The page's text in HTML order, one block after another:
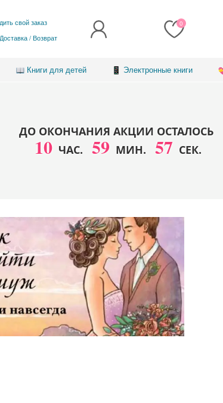
/Возврат
свой заказ 0
Книги для детей Электронные книги
ДО ОКОНЧАНИЯ АКЦИИ ОСТАЛОСЬ
10 ЧАС. 59 МИН. 57 СЕК.